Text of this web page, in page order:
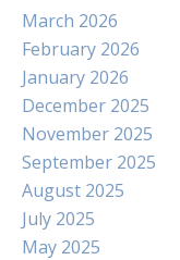
March 2026
February 2026
January 2026
December 2025
November 2025
September 2025
August 2025
July 2025
May 2025